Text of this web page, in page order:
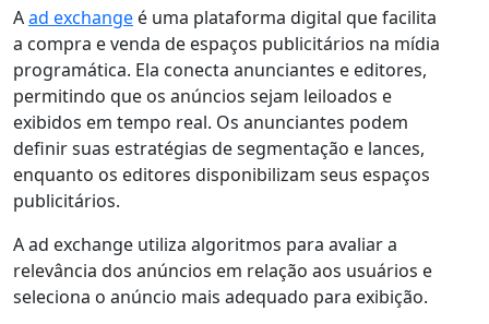
Aad exchange é uma plataforma digital que facilita
a compra e venda de espaços publicitários na mídia
programática. Ela conecta anunciantes e editores,
permitindo que os anúncios sejam leiloados e
exibidos em tempo real. Os anunciantes podem
definir suas estratégias de segmentação e lances,
enquanto os editores disponibilizam seus espaços
publicitários.
A ad exchange utiliza algoritmos para avaliar a
relevância dos anúncios em relação aos usuários e
seleciona o anúncio mais adequado para exibição.